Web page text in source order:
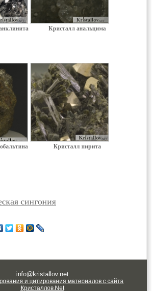
Кристалл анальцима
Кристалл пирита
сингония
info@kristallov.net
и цитирования материалов с сайта
Кристаллов.Net